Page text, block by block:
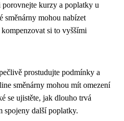
porovnejte kurzy a poplatky u
směnárny mohou nabízet
si to vyššími
prostudujte podmínky a
směnárny mohou mít omezení
se ujistěte, jak dlouho trvá
spojeny další poplatky.